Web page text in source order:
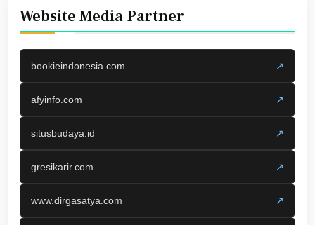
Website Media Partner
bookieindonesia.com ↗
afyinfo.com ↗
situsbudaya.id ↗
gresikarir.com ↗
www.dirgasatya.com ↗